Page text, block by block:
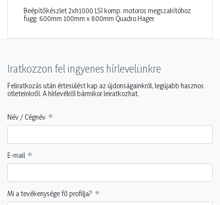
Beépítőkészlet 2xh1000 LSI komp. motoros megszakítóhoz
függ. 600mm 100mm x 800mm Quadro Hager
Iratkozzon fel ingyenes hírlevelünkre
Feliratkozás után értesülést kap az újdonságainkról, legújabb hasznos
ötleteinkről. A hírlevélről bármikor leiratkozhat.
Név / Cégnév
E-mail
Mi a tevékenysége fő profilja?